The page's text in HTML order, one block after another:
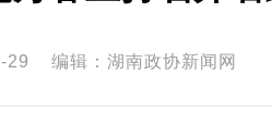
29 编辑：湖南政协新闻网